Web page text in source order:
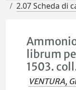
2.07 Scheda di
librum
1503.
VENTURA,